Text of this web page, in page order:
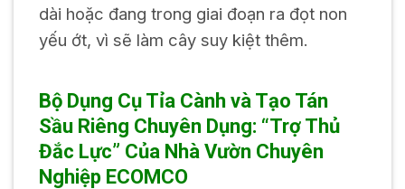
dài hoặc đang trong giai đoạn ra đọt non
yếu ớt, vì sẽ làm cây suy kiệt thêm.
Bộ Dụng Cụ Tỉa Cành và Tạo Tán
Sầu Riêng Chuyên Dụng: “Trợ Thủ
Đắc Lực” Của Nhà Vườn Chuyên
Nghiệp ECOMCO